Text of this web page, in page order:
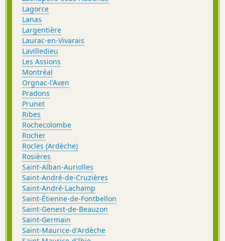
Lagorce
Lanas
Largentière
Laurac-en-Vivarais
Lavilledieu
Les Assions
Montréal
Orgnac-l'Aven
Pradons
Prunet
Ribes
Rochecolombe
Rocher
Rocles (Ardèche)
Rosières
Saint-Alban-Auriolles
Saint-André-de-Cruzières
Saint-André-Lachamp
Saint-Étienne-de-Fontbellon
Saint-Genest-de-Beauzon
Saint-Germain
Saint-Maurice-d'Ardèche